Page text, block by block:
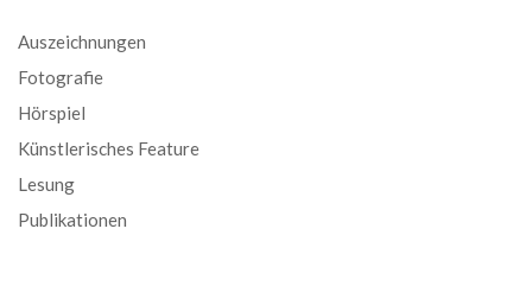
Auszeichnungen
Fotografie
Hörspiel
Künstlerisches Feature
Lesung
Publikationen